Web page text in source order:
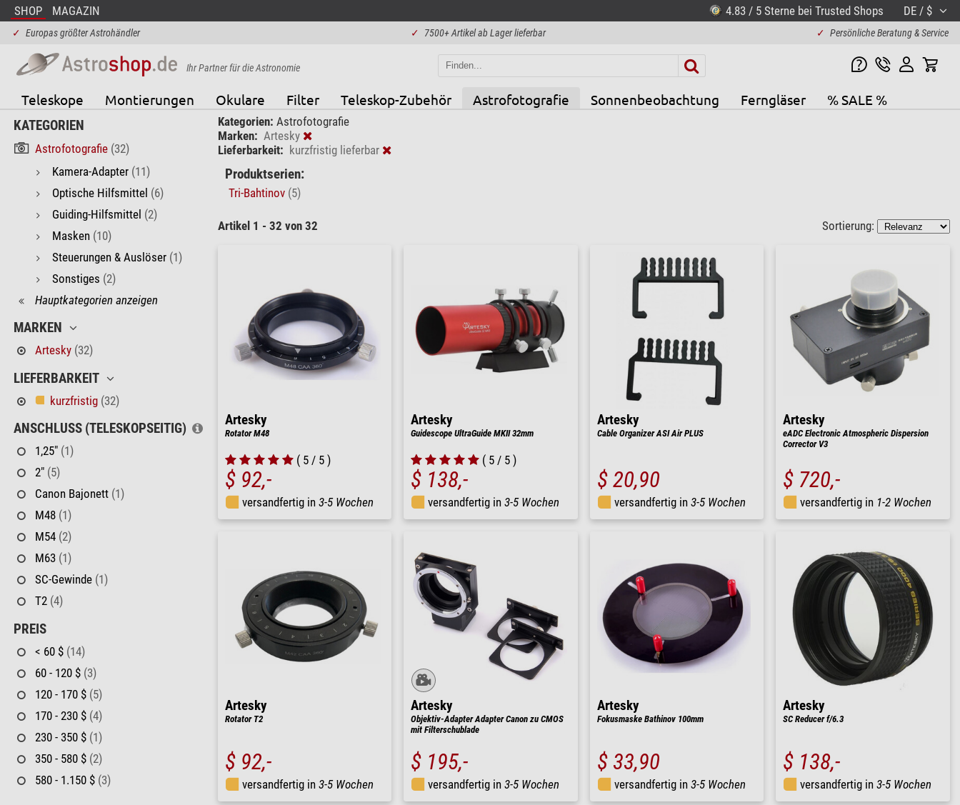
SHOP MAGAZIN 4.83 / 5 Sterne bei Trusted Shops DE / $
✓ Europas größter Astrohändler ✓ 7500+ Artikel ab Lager lieferbar ✓ Persönliche Beratung & Service
Ihr Partner für die Astronomie
Teleskope Montierungen Okulare Filter Teleskop-Zubehör Astrofotografie Sonnenbeobachtung Ferngläser % SALE %
KATEGORIEN
Astrofotografie (32)
Kamera-Adapter (11)
Optische Hilfsmittel (6)
Guiding-Hilfsmittel (2)
Masken (10)
Steuerungen & Auslöser (1)
Sonstiges (2)
Hauptkategorien anzeigen
MARKEN
Artesky (32)
LIEFERBARKEIT
kurzfristig (32)
ANSCHLUSS (TELESKOPSEITIG)
1,25" (1)
2" (5)
Canon Bajonett (1)
M48 (1)
M54 (2)
M63 (1)
SC-Gewinde (1)
T2 (4)
PREIS
< 60 $ (14)
60 - 120 $ (3)
120 - 170 $ (5)
170 - 230 $ (4)
230 - 350 $ (1)
350 - 580 $ (2)
580 - 1.150 $ (3)
Kategorien: Astrofotografie
Marken: Artesky
Lieferbarkeit: kurzfristig lieferbar
Produktserien:
Tri-Bahtinov (5)
Artikel 1 - 32 von 32 Sortierung:
Artesky
Rotator M48
( 5 / 5 )
$ 92,-
versandfertig in 3-5 Wochen
Artesky
Guidescope UltraGuide MKII 32mm
( 5 / 5 )
$ 138,-
versandfertig in 3-5 Wochen
Artesky
Cable Organizer ASI Air PLUS
$ 20,90
versandfertig in 3-5 Wochen
Artesky
eADC Electronic Atmospheric Dispersion
Corrector V3
$ 720,-
versandfertig in 1-2 Wochen
Artesky
Rotator T2
$ 92,-
versandfertig in 3-5 Wochen
Artesky
Objektiv-Adapter Adapter Canon zu CMOS
mit Filterschublade
$ 195,-
versandfertig in 3-5 Wochen
Artesky
Fokusmaske Bathinov 100mm
$ 33,90
versandfertig in 3-5 Wochen
Artesky
SC Reducer f/6.3
$ 138,-
versandfertig in 3-5 Wochen